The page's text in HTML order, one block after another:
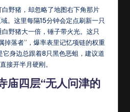
野猪，却忽略了地图右下角那片
。这里每隔15分钟会定点刷新一只
野猪大一倍，锤子带火光。这只
掉落者”，爆率表里记忆项链的权重
身边总跟着8只黑色恶蛆，建议道
接开半月硬刚。
庙四层“无人问津的